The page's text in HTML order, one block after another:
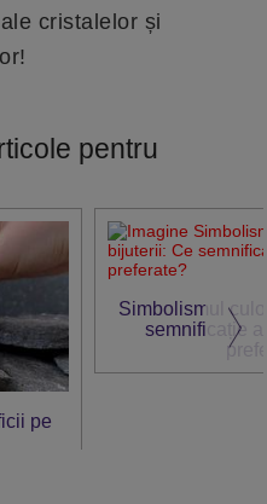
cristalelor și
pentru
pe
Simbolismul
semnificație